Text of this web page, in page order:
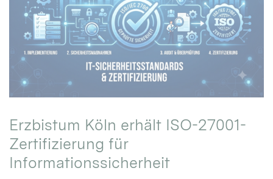
Erzbistum Köln erhält ISO-27001-
Zertifizierung für
Informationssicherheit